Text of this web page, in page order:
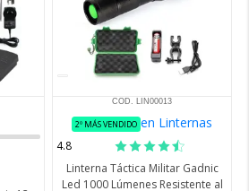
COD. LIN00013
2º MÁS VENDIDO en Linternas
4.8
Linterna Táctica Militar Gadnic
Led 1000 Lúmenes Resistente al